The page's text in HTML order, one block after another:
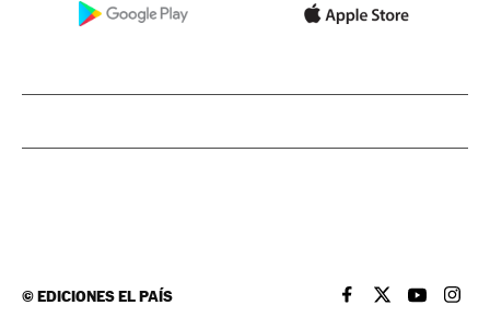
©EDICIONES EL PAÍS EL PAÍS BRASIL EN
EL PAÍSEL PAÍS
EL